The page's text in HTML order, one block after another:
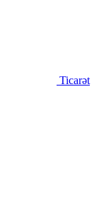
Ticarət